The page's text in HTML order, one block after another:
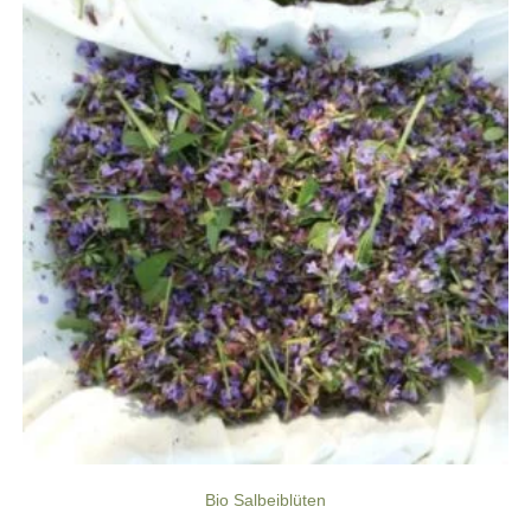
Bio Salbeiblüten